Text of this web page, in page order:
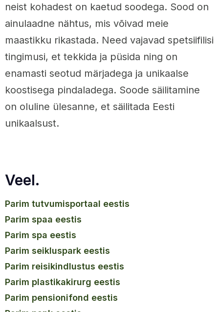
neist kohadest on kaetud soodega. Sood on
ainulaadne nähtus, mis võivad meie
maastikku rikastada. Need vajavad spetsiifilisi
tingimusi, et tekkida ja püsida ning on
enamasti seotud märjadega ja unikaalse
koostisega pindaladega. Soode säilitamine
on oluline ülesanne, et säilitada Eesti
unikaalsust.
Veel.
parim tutvumisportaal eestis
parim spaa eestis
parim spa eestis
parim seikluspark eestis
parim reisikindlustus eestis
parim plastikakirurg eestis
parim pensionifond eestis